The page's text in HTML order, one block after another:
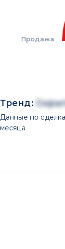
Продажа
Тренд:
Данные по
месяца